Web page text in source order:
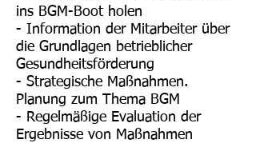
ins BGM-Boot holen
- Information der Mitarbeiter über
die Grundlagen betrieblicher
Gesundheitsförderung
- Strategische Maßnahmen.
Planung zum Thema BGM
- Regelmäßige Evaluation der
Ergebnisse von Maßnahmen